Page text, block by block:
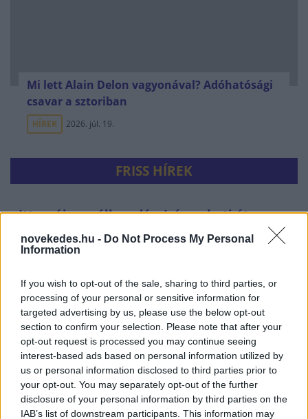
novekedes.hu - Do Not Process My Personal
Information
If you wish to opt-out of the sale, sharing to third parties, or
processing of your personal or sensitive information for
targeted advertising by us, please use the below opt-out
section to confirm your selection. Please note that after your
opt-out request is processed you may continue seeing
interest-based ads based on personal information utilized by
us or personal information disclosed to third parties prior to
your opt-out. You may separately opt-out of the further
disclosure of your personal information by third parties on the
IAB’s list of downstream participants. This information may
Mi lett Alain Delon vagyonával? Adóhatósági
csavar a sztoriban
HÍREK 2026. júl. 19.
FRISS HÍREK
Itt az új megállapodás, Irán veheti át a
teljes Hormuzi-szoros ellenőrzését
HÍREK 28 perce
Robbanószerrel felszerelt drónt fogtak el a